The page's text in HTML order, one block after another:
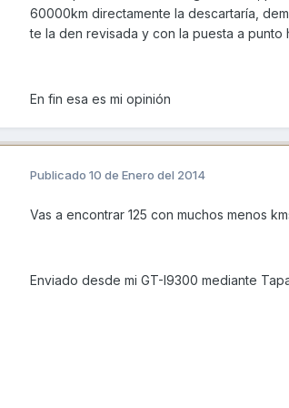
60000km directamente la descartaría,
te la den revisada y con la puesta a punto
En fin esa es mi opinión
Publicado 10 de Enero del 2014
Vas a encontrar 125 con muchos menos
Enviado desde mi GT-I9300 mediante